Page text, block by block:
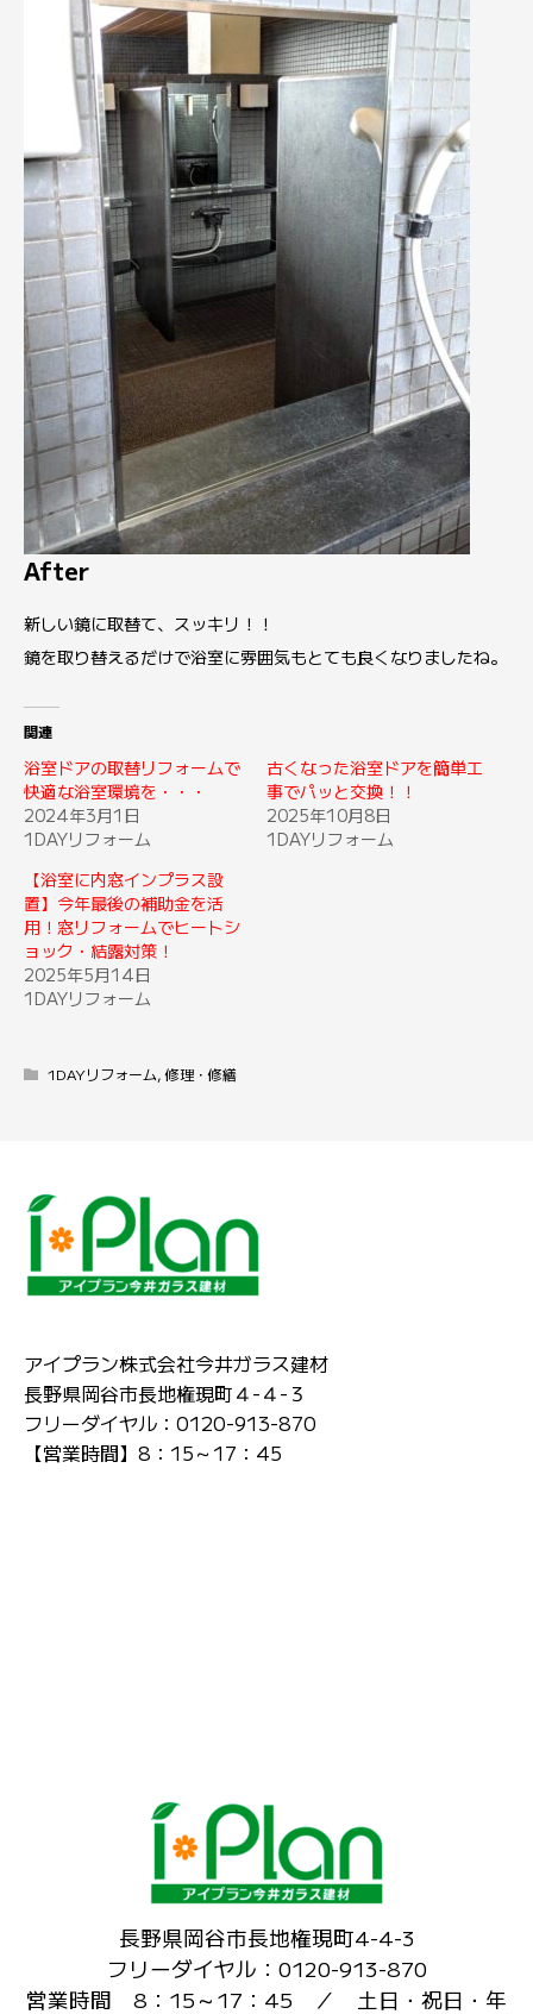
After
新しい鏡に取替て、スッキリ！！
鏡を取り替えるだけで浴室に雰囲気もとても良くなりましたね。
関連
浴室ドアの取替リフォームで
快適な浴室環境を・・・
2024年3月1日
1DAYリフォーム
古くなった浴室ドアを簡単工
事でパッと交換！！
2025年10月8日
1DAYリフォーム
【浴室に内窓インプラス設
置】今年最後の補助金を活
用！窓リフォームでヒートシ
ョック・結露対策！
2025年5月14日
1DAYリフォーム
1DAYリフォーム,修理・修繕
アイプラン株式会社今井ガラス建材
長野県岡谷市長地権現町４-４-３
フリーダイヤル：0120-913-870
【営業時間】8：15～17：45
長野県岡谷市長地権現町4-4-3
フリーダイヤル：0120-913-870
営業時間 8：15～17：45 ／ 土日・祝日・年